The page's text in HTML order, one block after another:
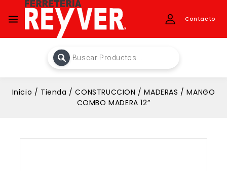
Contacto
Inicio / Tienda / CONSTRUCCION / MADERAS / MANGO
COMBO MADERA 12”